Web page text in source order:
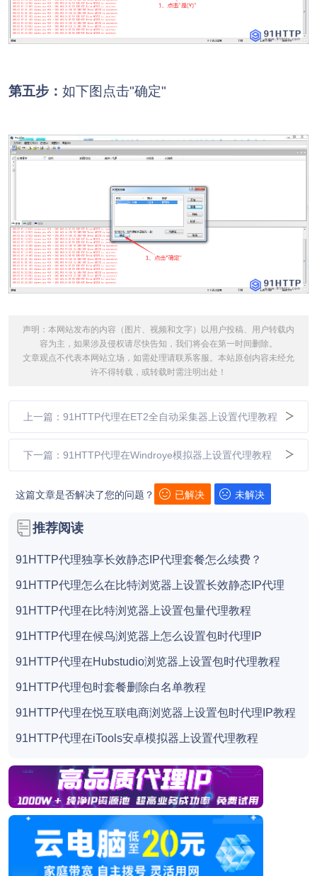
第五步： 如下图点击"确定"
声明：本网站发布的内容（图片、视频和文字）以用户投稿、用户转载内
容为主，如果涉及侵权请尽快告知，我们将会在第一时间删除。
文章观点不代表本网站立场，如需处理请联系客服。本站原创内容未经允
许不得转载，或转载时需注明出处！
上一篇：91HTTP代理在ET2全自动采集器上设置代理教程
下一篇：91HTTP代理在Windroye模拟器上设置代理教程
这篇文章是否解决了您的问题？ 已解决 未解决
推荐阅读
91HTTP代理独享长效静态IP代理套餐怎么续费？
91HTTP代理怎么在比特浏览器上设置长效静态IP代理
91HTTP代理在比特浏览器上设置包量代理教程
91HTTP代理在候鸟浏览器上怎么设置包时代理IP
91HTTP代理在Hubstudio浏览器上设置包时代理教程
91HTTP代理包时套餐删除白名单教程
91HTTP代理在悦互联电商浏览器上设置包时代理IP教程
91HTTP代理在iTools安卓模拟器上设置代理教程